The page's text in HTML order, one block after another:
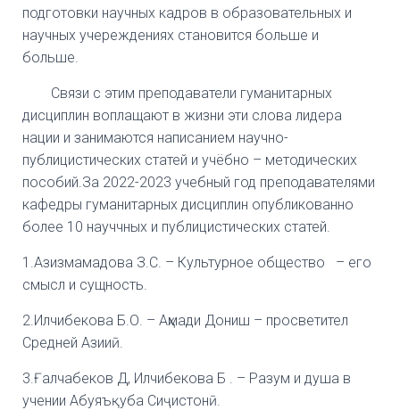
подготовки научных кадров в образовательных и
научных учереждениях становится больше и
больше.
Связи с этим преподаватели гуманитарных
дисциплин воплащают в жизни эти слова лидера
нации и занимаются написанием научно-
публицистических статей и учёбно – методических
пособий.За 2022-2023 учебный год преподавателями
кафедры гуманитарных дисциплин опубликованно
более 10 науччных и публицистических статей.
1.Азизмамадова З.С. – Культурное общество – его
смысл и сущность.
2.Илчибекова Б.О. – Аҳмади Дониш – просветител
Средней Азииӣ.
3.Ғалчабеков Д, Илчибекова Б . – Разум и душа в
учении Абуяъқуба Сиҷистонӣ.